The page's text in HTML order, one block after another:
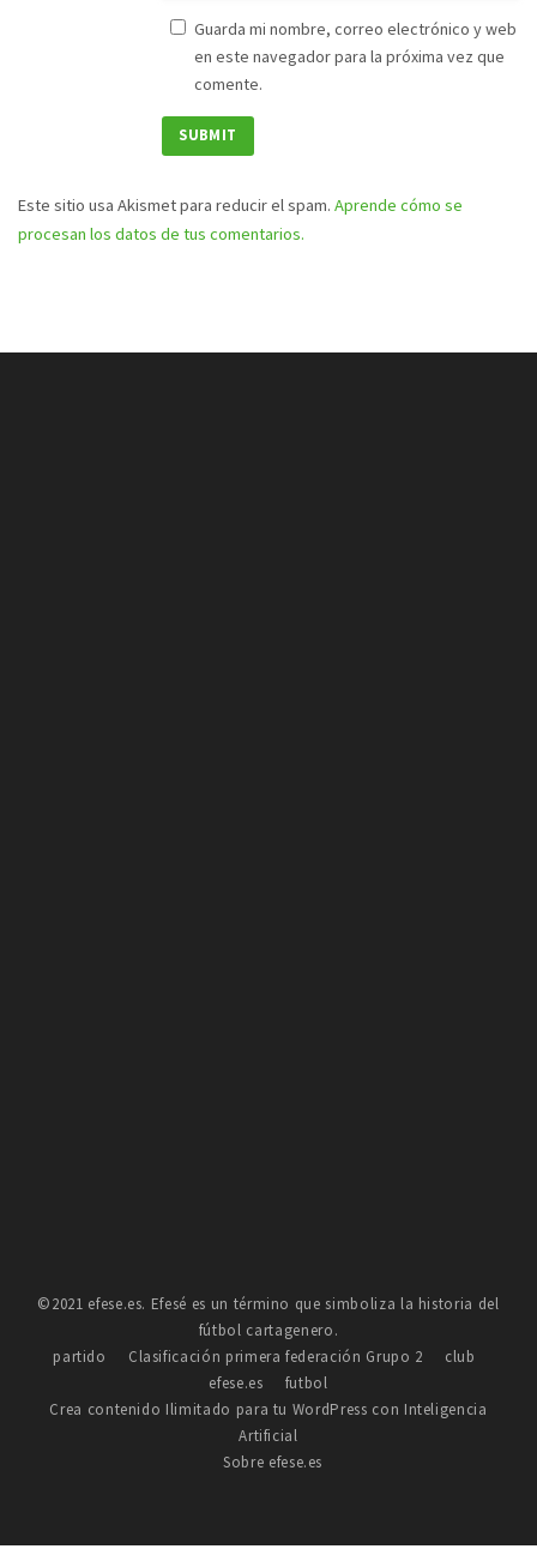
Guarda mi nombre, correo electrónico y web
en este navegador para la próxima vez que
comente.
Este sitio usa Akismet para reducir el spam. Aprende cómo se
procesan los datos de tus comentarios.
©2021 efese.es. Efesé es un término que simboliza la historia del
fútbol cartagenero.
partido
Clasificación primera federación Grupo 2
club
efese.es
futbol
Crea contenido Ilimitado para tu WordPress con Inteligencia
Artificial
Sobre efese.es